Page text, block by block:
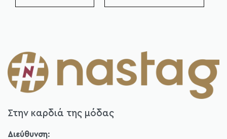
Στην καρδιά της μόδας
Διεύθυνση: